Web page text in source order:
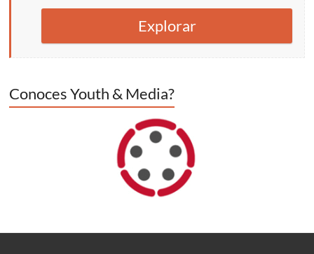
Explorar
Conoces Youth & Media?